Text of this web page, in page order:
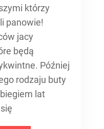
którzy
panowie!
jacy
będą
Później
rodzaju buty
lat